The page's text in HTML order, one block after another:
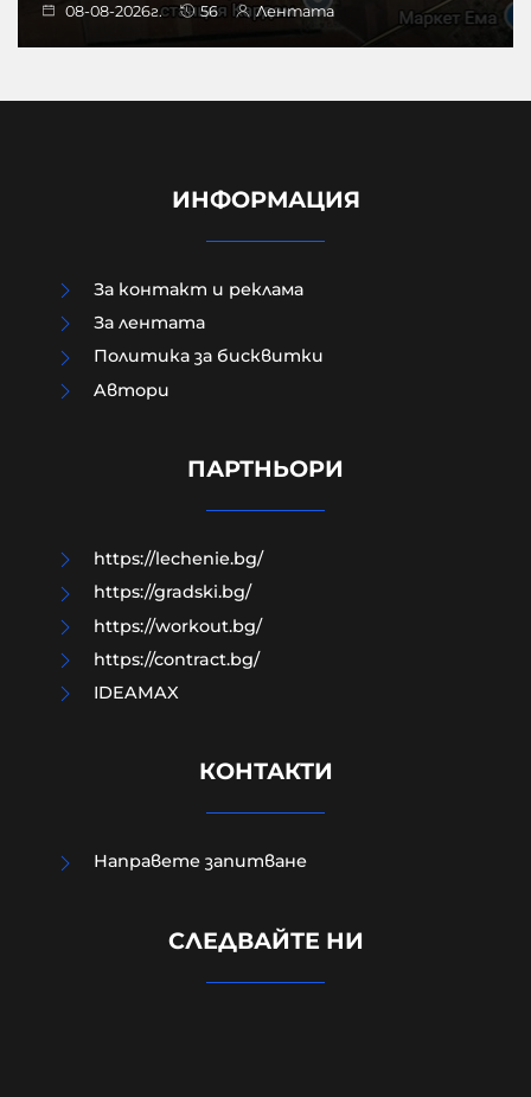
08-08-2026г. 56 Лентата
МО след анализ на останките
дрон-примамка "Майя"
Израелският посланик за
случай. Не разбирам защо се
ИНФОРМАЦИЯ
За контакт и реклама
За лентата
Политика за бисквитки
Aвтори
ПАРТНЬОРИ
https://lechenie.bg/
https://gradski.bg/
https://workout.bg/
https://contract.bg/
IDEAMAX
КОНТАКТИ
Направете запитване
СЛЕДВАЙТЕ НИ